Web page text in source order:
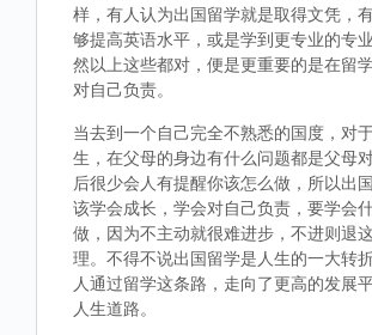
样，有人认为出国留学就是取得文凭，
够提高英语水平，或是学到更专业的专
然以上这些都对，便是更重要的是在留
对自己负责。
当去到一个自己完全不熟悉的国度，对
生，在父母的身边有什么问题都是父母
后很少会人有提醒你该怎么做，所以出
该学会成长，学会对自己负责，要学会
做，因为不主动就很难进步，不进则退
理。不得不说出国留学是人生的一大转
人通过留学这条路，走向了更高的发展
人生道路。